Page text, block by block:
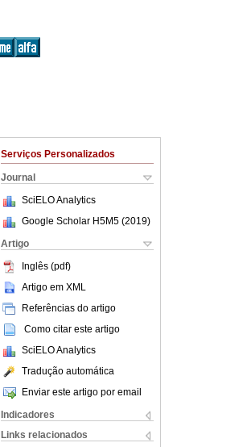
Serviços Personalizados
Journal
SciELO Analytics
Google Scholar H5M5 (2019)
Artigo
Inglês (pdf)
Artigo em XML
Referências do artigo
Como citar este artigo
SciELO Analytics
Tradução automática
Enviar este artigo por email
Indicadores
Links relacionados